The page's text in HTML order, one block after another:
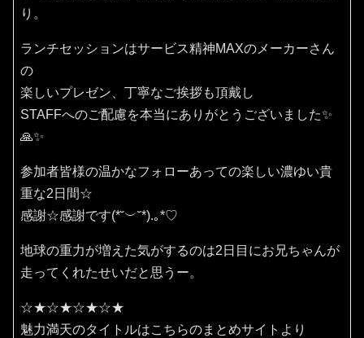
り。
ランチセッションはサービス精神MAXのメーカーさん
の
楽しいプレゼン、丁寧なご挨拶も頂戴し
STAFFへのご配慮を本当にありがとうございました✨
🙏✨
参加者皆様の温かなフォローあっての楽しい濃ゆい貴
重な2日間☆
感謝☆感謝です(⁠*⁠˘⁠︶⁠˘⁠*⁠)⁠.⁠｡⁠*⁠♡
地球の重力が増えた気がするのは2日目にお兄ちゃんが
走ってくれたせいだと思うー。
☆★☆★☆★☆★
魅力満天のタイトルはこちらのまとめサイトより